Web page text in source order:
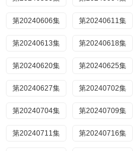
第20240606集 第20240611集
第20240613集 第20240618集
第20240620集 第20240625集
第20240627集 第20240702集
第20240704集 第20240709集
第20240711集 第20240716集